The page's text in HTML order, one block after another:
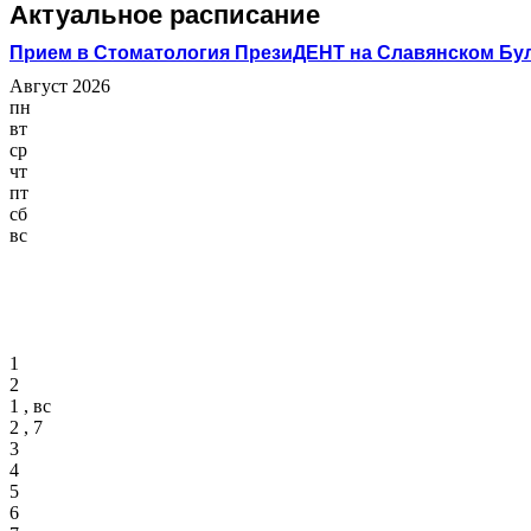
Актуальное расписание
Прием в Стоматология ПрезиДЕНТ на Славянском
Август 2026
пн
вт
ср
чт
пт
сб
вс
1
2
1 , вс
2 , 7
3
4
5
6